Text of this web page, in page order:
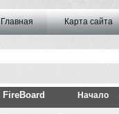
Главная Карта сайта
FireBoard Начало